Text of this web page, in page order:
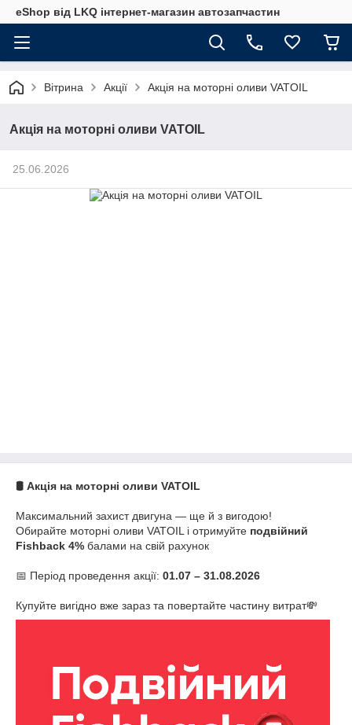
eShop від LKQ інтернет-магазин автозапчастин
Вітрина Акції Акція на моторні оливи VATOIL
Акція на моторні оливи VATOIL
25.06.2026
🛢️ Акція на моторні оливи VATOIL
Максимальний захист двигуна — ще й з вигодою!
Обирайте моторні оливи VATOIL і отримуйте подвійний
Fishback 4% балами на свій рахунок
📅 Період проведення акції: 01.07 – 31.08.2026
Купуйте вигідно вже зараз та повертайте частину витрат💸